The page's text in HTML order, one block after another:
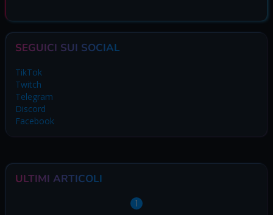
SEGUICI SUI SOCIAL
TikTok
Twitch
Telegram
Discord
Facebook
ULTIMI ARTICOLI